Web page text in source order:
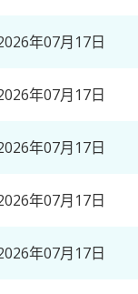
年07月17日
年07月17日
年07月17日
年07月17日
年07月17日